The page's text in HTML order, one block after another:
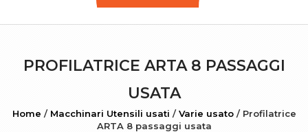
PROFILATRICE ARTA 8 PASSAGGI
USATA
Home / Macchinari Utensili usati / Varie usato /Profilatrice
ARTA 8 passaggi usata